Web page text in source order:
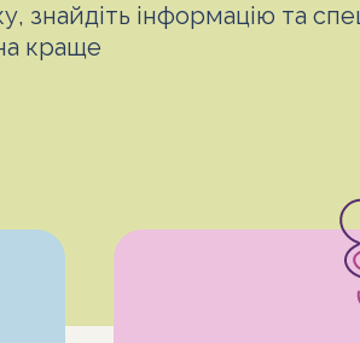
знайдіть інформацію та
краще